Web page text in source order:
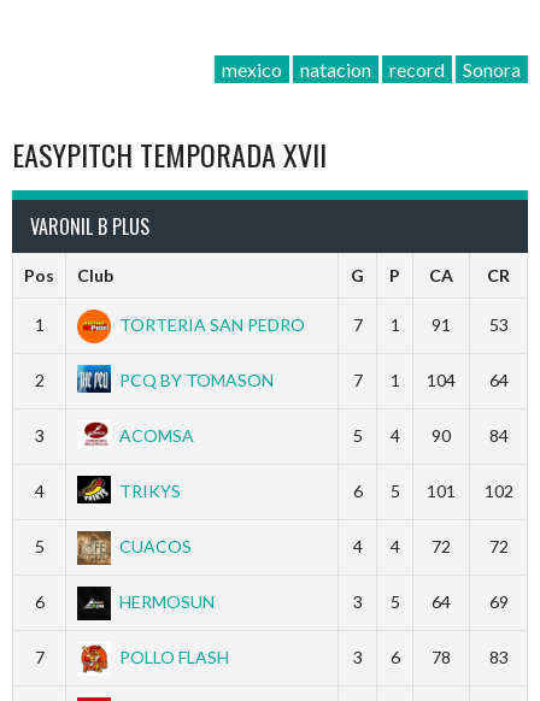
mexico natacion record Sonora
EASYPITCH TEMPORADA XVII
VARONIL B PLUS
Pos Club G P CA CR
1 TORTERIA SAN PEDRO 7 1 91 53
2 PCQ BY TOMASON 7 1 104 64
3 ACOMSA 5 4 90 84
4 TRIKYS 6 5 101 102
5 CUACOS 4 4 72 72
6 HERMOSUN 3 5 64 69
7 POLLO FLASH 3 6 78 83